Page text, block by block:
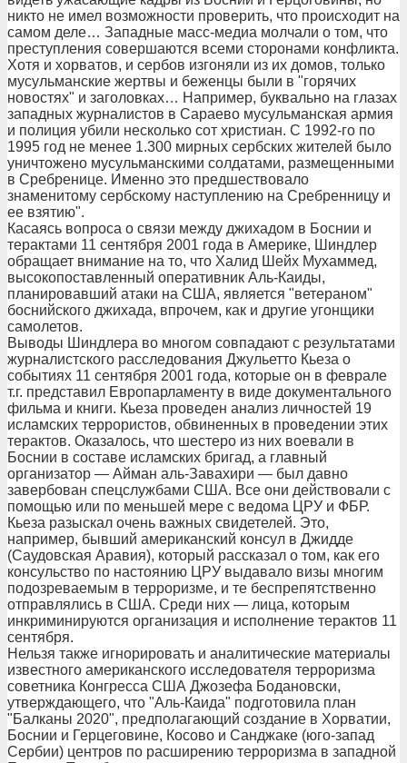
никто не имел возможности проверить, что происходит на
самом деле… Западные масс-медиа молчали о том, что
преступления совершаются всеми сторонами конфликта.
Хотя и хорватов, и сербов изгоняли из их домов, только
мусульманские жертвы и беженцы были в "горячих
новостях" и заголовках… Например, буквально на глазах
западных журналистов в Сараево мусульманская армия
и полиция убили несколько сот христиан. С 1992-го по
1995 год не менее 1.300 мирных сербских жителей было
уничтожено мусульманскими солдатами, размещенными
в Сребренице. Именно это предшествовало
знаменитому сербскому наступлению на Сребренницу и
ее взятию".
Касаясь вопроса о связи между джихадом в Боснии и
терактами 11 сентября 2001 года в Америке, Шиндлер
обращает внимание на то, что Халид Шейх Мухаммед,
высокопоставленный оперативник Аль-Каиды,
планировавший атаки на США, является "ветераном"
боснийского джихада, впрочем, как и другие угонщики
самолетов.
Выводы Шиндлера во многом совпадают с результатами
журналистского расследования Джульетто Кьеза о
событиях 11 сентября 2001 года, которые он в феврале
т.г. представил Европарламенту в виде документального
фильма и книги. Кьеза проведен анализ личностей 19
исламских террористов, обвиненных в проведении этих
терактов. Оказалось, что шестеро из них воевали в
Боснии в составе исламских бригад, а главный
организатор — Айман аль-Завахири — был давно
завербован спецслужбами США. Все они действовали с
помощью или по меньшей мере с ведома ЦРУ и ФБР.
Кьеза разыскал очень важных свидетелей. Это,
например, бывший американский консул в Джидде
(Саудовская Аравия), который рассказал о том, как его
консульство по настоянию ЦРУ выдавало визы многим
подозреваемым в терроризме, и те беспрепятственно
отправлялись в США. Среди них — лица, которым
инкриминируются организация и исполнение терактов 11
сентября.
Нельзя также игнорировать и аналитические материалы
известного американского исследователя терроризма
советника Конгресса США Джозефа Бодановски,
утверждающего, что "Аль-Каида" подготовила план
"Балканы 2020", предполагающий создание в Хорватии,
Боснии и Герцеговине, Косово и Санджаке (юго-запад
Сербии) центров по расширению терроризма в западной